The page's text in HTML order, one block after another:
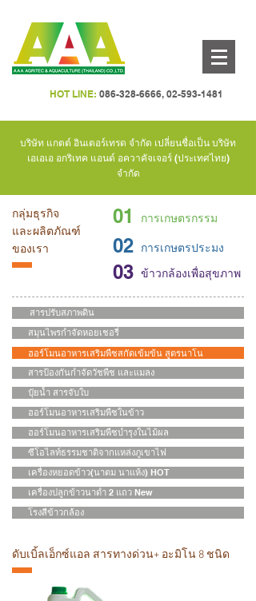
HOT LINE: 086-328-6666, 02-593-1481
บริษัท แกตต์ อินเตอร์เทรด จำกัด เปลี่ยนชื่อเป็น บริษัท
เอเอเอ อกริเทค แอนด์ อควาคัจเจอร์ (ประเทศไทย)
จำกัด
ดับเบิ้ลเอ็กซ์แอล สารทางด่วน+ อะมิโน 8 ชนิด
กลุ่มธุรกิจ
และผลิตภัณฑ์
ของเรา
01 การเกษตรกรรม
02
03
การเกษตรประมง
ข้าวกล้องเพื่อสุขภาพ
สารปรับสภาพดิน
สมุนไพรกำจัดหอยเชอรี่
ฮอร์โมนอาหารเสริมพืชสกัดเข้มข้น สูตรนาโน
สารป้องกันกำจัดวัชพืช และแมลง
ปุ๋ยน้ำ สารจับใบ
ฮอร์โมนอาหารเสริมพืชในข้าว
ฮอร์โมนอาหารเสริมพืชบำรุงในไม้ผล
ซีโอไลท์ธรรมชาติจากแหล่งภูเขาไฟ
เครื่องหยอดข้าว(นาตม นาแห้ง) HOT
เครื่องปลูกข้าวนาดำ 2 แถว New
โรงสีข้าวกล้อง